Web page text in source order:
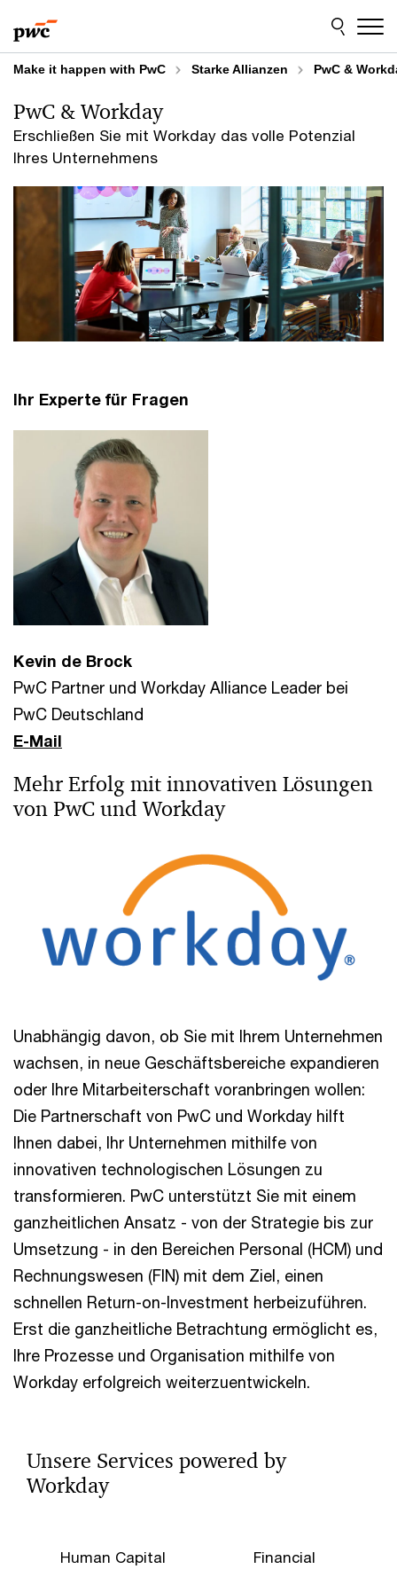
to
content
to
footer
Make it happen with PwC Starke Allianzen PwC &
Erschließen Sie mit Workday das volle Potenzial
Ihres Unternehmens
PwC & Workday
Ihr Experte für Fragen
Kevin de Brock
PwC Partner und Workday Alliance Leader bei
PwC Deutschland
E-Mail
Mehr Erfolg mit innovativen Lösungen
von PwC und Workday
Unabhängig davon, ob Sie mit Ihrem Unternehmen
wachsen, in neue Geschäftsbereiche expandieren
oder Ihre Mitarbeiterschaft voranbringen wollen:
Die Partnerschaft von PwC und Workday hilft
Ihnen dabei, Ihr Unternehmen mithilfe von
innovativen technologischen Lösungen zu
transformieren. PwC unterstützt Sie mit einem
ganzheitlichen Ansatz - von der Strategie bis zur
Umsetzung - in den Bereichen Personal (HCM) und
Rechnungswesen (FIN) mit dem Ziel, einen
schnellen Return-on-Investment herbeizuführen.
Erst die ganzheitliche Betrachtung ermöglicht es,
Ihre Prozesse und Organisation mithilfe von
Workday erfolgreich weiterzuentwickeln.
Unsere Services powered by
Workday
Human Capital
Financial